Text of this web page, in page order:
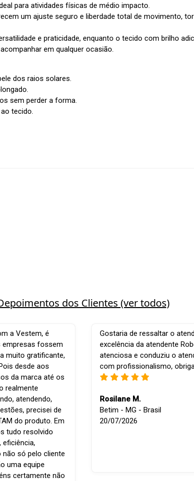
para atividades físicas de médio impacto.
um ajuste seguro e liberdade total de movimento,
e praticidade, enquanto o tecido com brilho
em qualquer ocasião.
dos raios solares.
sem perder a forma.
tecido.
dos Clientes (ver todos)
a Vestem, é
empresas fossem
muito gratificante,
desde aos
da marca até os
realmente
atendendo,
precisei de
do produto. Em
tudo resolvido
eficiência,
não só pelo cliente
uma equipe
certamente não
Gostaria de ressaltar o
excelência da atendente
atenciosa e conduziu o
com profissionalismo,
Rosilane M.
Betim - MG - Brasil
20/07/2026